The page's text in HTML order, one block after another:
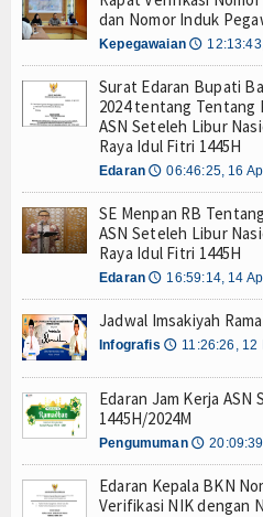
Peta Jabatan
Peta Jabatan 2024
Perencanaan
Tujuan & Sasaran
Renja 2024
RPD Kabupaten Bantaeng 2024-
Renstra Perubahan 2018-2023
Laporan Kinerja 2023
ASN Berakhlak
Layanan
PENGUMUMAN
Edaran
Pelantikan dan
Pelantikan
Pengumuman
Sebanyak 94
PENGUMUMAN
dan Nomor Induk
Kepegawaian 🕔
Surat Edaran Bupati
2024 tentang Tentang
ASN Seteleh Libur
Raya Idul Fitri 1445H
Edaran 🕔 06:46:25, 16
SE Menpan RB
ASN Seteleh Libur
Raya Idul Fitri 1445H
Edaran 🕔 16:59:14, 14
Jadwal Imsakiyah
Infografis 🕔 11:26:26, 12
Edaran Jam Kerja ASN
1445H/2024M
Pengumuman 🕔
Edaran Kepala BKN
Verifikasi NIK dengan